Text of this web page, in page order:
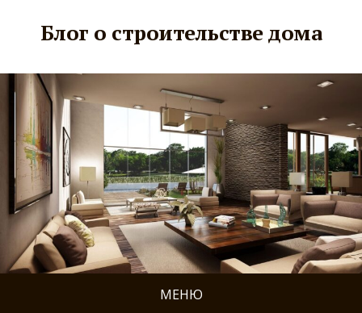
Блог о строительстве дома
МЕНЮ